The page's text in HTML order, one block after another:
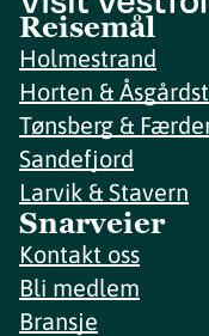
Reisemål
Holmestrand
Horten &
Tønsberg &
Sandefjord
Larvik & Stavern
Snarveier
Kontakt oss
Bli medlem
Bransje